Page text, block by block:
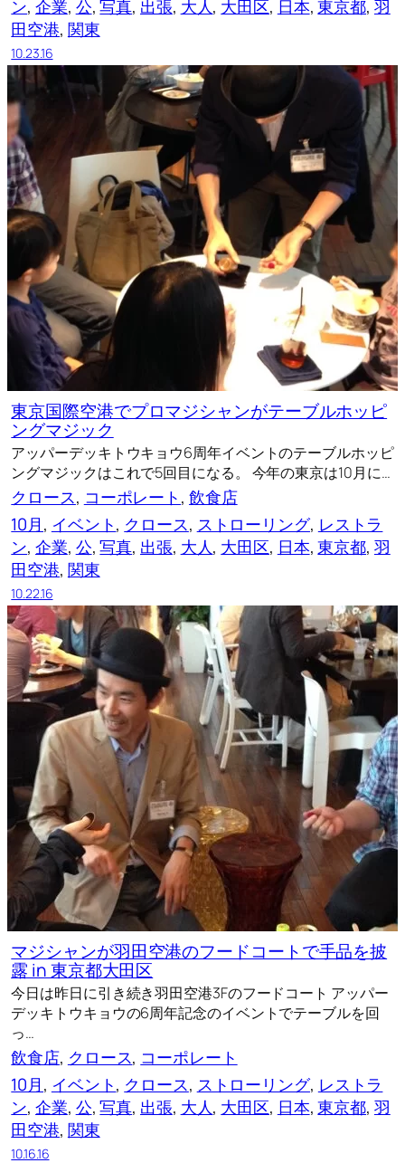
ン, 企業, 公, 写真, 出張, 大人, 大田区, 日本, 東京都, 羽
田空港, 関東
10.23.16
東京国際空港でプロマジシャンがテーブルホッピ
ングマジック
アッパーデッキトウキョウ6周年イベントのテーブルホッピ
ングマジックはこれで5回目になる。 今年の東京は10月に…
クロース, コーポレート, 飲食店
10月, イベント, クロース, ストローリング, レストラ
ン, 企業, 公, 写真, 出張, 大人, 大田区, 日本, 東京都, 羽
田空港, 関東
10.22.16
マジシャンが羽田空港のフードコートで手品を披
露 in 東京都大田区
今日は昨日に引き続き羽田空港3Fのフードコート アッパー
デッキトウキョウの6周年記念のイベントでテーブルを回
っ…
飲食店, クロース, コーポレート
10月, イベント, クロース, ストローリング, レストラ
ン, 企業, 公, 写真, 出張, 大人, 大田区, 日本, 東京都, 羽
田空港, 関東
10.16.16